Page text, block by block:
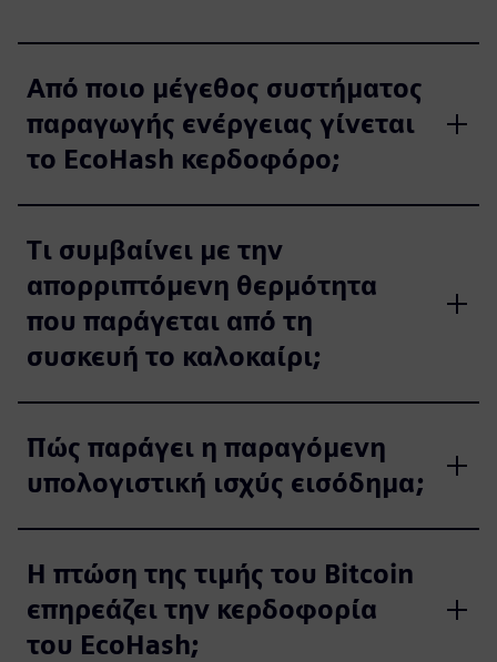
Από ποιο μέγεθος συστήματος
παραγωγής ενέργειας γίνεται
το EcoHash κερδοφόρο;
Τι συμβαίνει με την
απορριπτόμενη θερμότητα
που παράγεται από τη
συσκευή το καλοκαίρι;
Πώς παράγει η παραγόμενη
υπολογιστική ισχύς εισόδημα;
Η πτώση της τιμής του Bitcoin
επηρεάζει την κερδοφορία
του EcoHash;